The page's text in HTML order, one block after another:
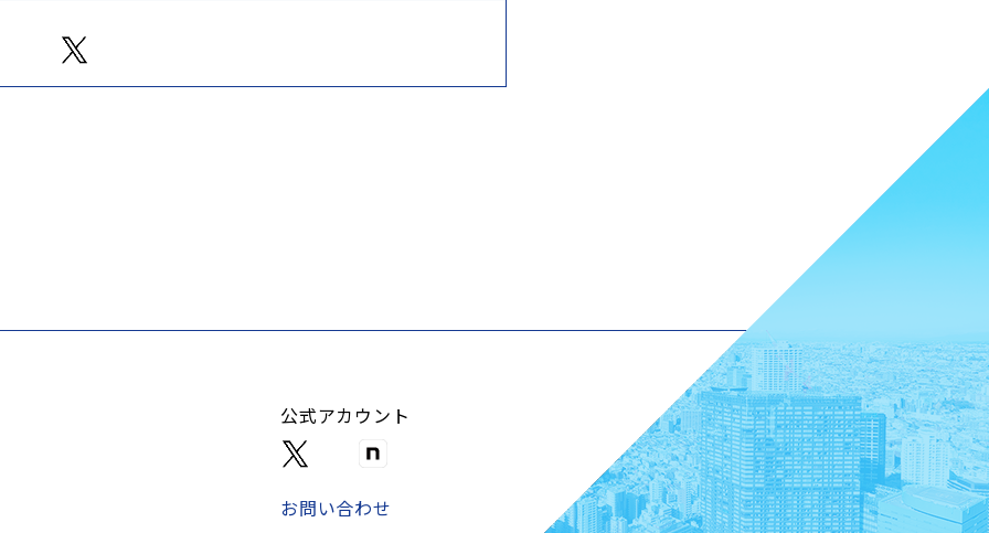
公式アカウント
お問い合わせ